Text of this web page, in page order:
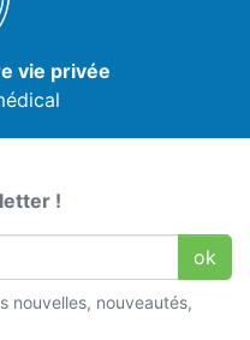
vie privée
!
ok
nouvelles, nouveautés,